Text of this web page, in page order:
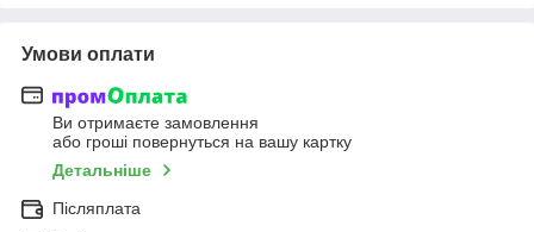
Умови оплати
Ви отримаєте замовлення
або гроші повернуться на вашу картку
Детальніше
Післяплата